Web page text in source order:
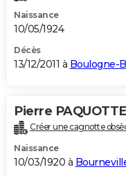
Naissance
10/05/1924
Décès
13/12/2011 à Boulogne-
Pierre PAQUOTTE
Créer une cagnotte
Naissance
10/03/1920 à